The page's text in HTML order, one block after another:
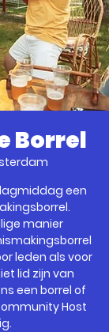
Borrel
een
manier
leden als voor
lid zijn van
een borrel of
Host